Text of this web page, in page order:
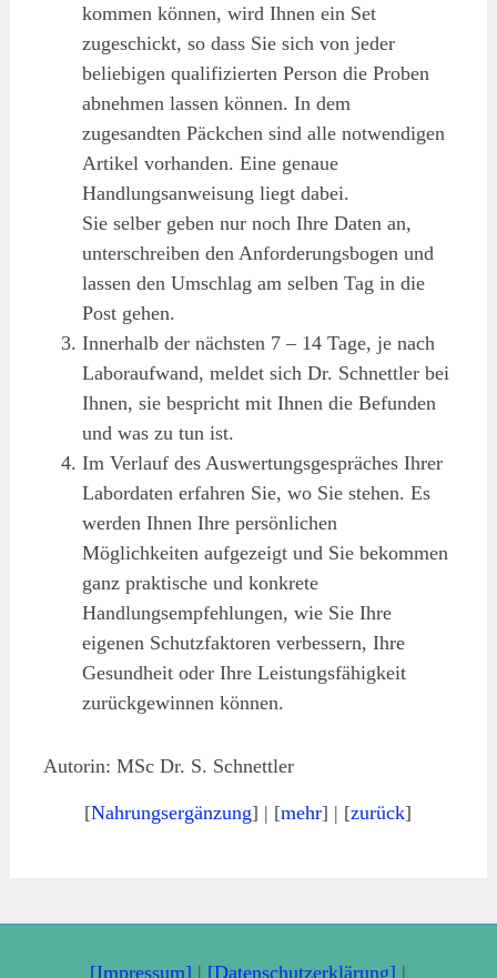
kommen können, wird Ihnen ein Set
zugeschickt, so dass Sie sich von jeder
beliebigen qualifizierten Person die Proben
abnehmen lassen können. In dem
zugesandten Päckchen sind alle notwendigen
Artikel vorhanden. Eine genaue
Handlungsanweisung liegt dabei.
Sie selber geben nur noch Ihre Daten an,
unterschreiben den Anforderungsbogen und
lassen den Umschlag am selben Tag in die
Post gehen.
Innerhalb der nächsten 7 – 14 Tage, je nach
Laboraufwand, meldet sich Dr. Schnettler bei
Ihnen, sie bespricht mit Ihnen die Befunden
und was zu tun ist.
Im Verlauf des Auswertungsgespräches Ihrer
Labordaten erfahren Sie, wo Sie stehen. Es
werden Ihnen Ihre persönlichen
Möglichkeiten aufgezeigt und Sie bekommen
ganz praktische und konkrete
Handlungsempfehlungen, wie Sie Ihre
eigenen Schutzfaktoren verbessern, Ihre
Gesundheit oder Ihre Leistungsfähigkeit
zurückgewinnen können.
Autorin: MSc Dr. S. Schnettler
[Nahrungsergänzung] | [mehr] | [zurück]
[Impressum] | [Datenschutzerklärung] |